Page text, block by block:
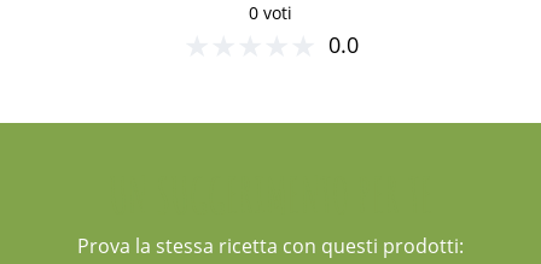
0 voti
0.0
Prova la stessa ricetta con questi prodotti: